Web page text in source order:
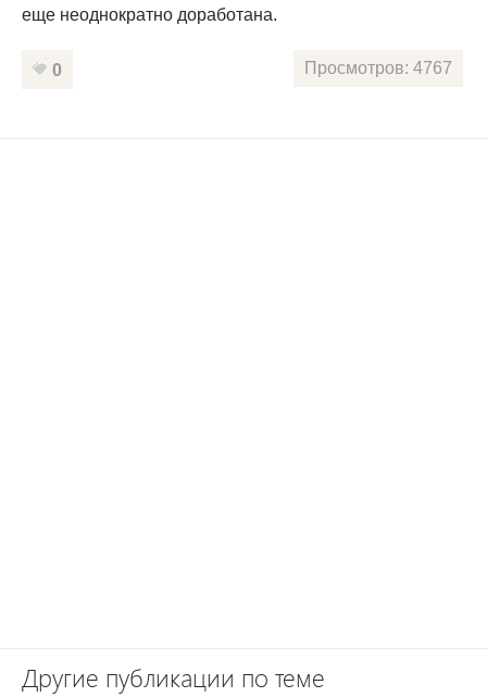
еще неоднократно доработана.
0 Просмотров: 4767
Другие публикации по теме